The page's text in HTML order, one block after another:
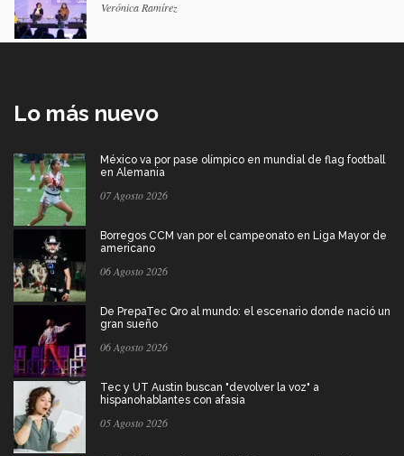
Verónica Ramírez
Lo más nuevo
México va por pase olímpico en mundial de flag football
en Alemania
07 Agosto 2026
Borregos CCM van por el campeonato en Liga Mayor de
americano
06 Agosto 2026
De PrepaTec Qro al mundo: el escenario donde nació un
gran sueño
06 Agosto 2026
Tec y UT Austin buscan "devolver la voz" a
hispanohablantes con afasia
05 Agosto 2026